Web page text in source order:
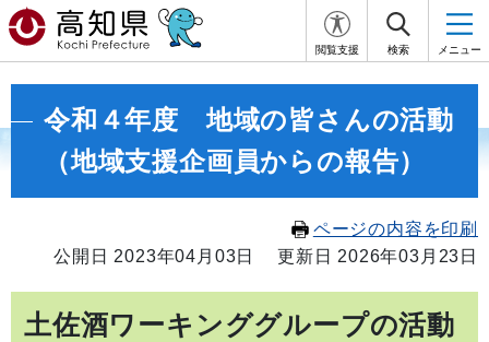
閲覧支援 検索 メニュー
令和４年度 地域の皆さんの活動
（地域支援企画員からの報告）
ページの内容を印刷
公開日 2023年04月03日
更新日 2026年03月23日
土佐酒ワーキンググループの活動